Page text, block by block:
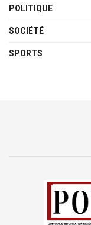
POLITIQUE
SOCIÉTÉ
SPORTS